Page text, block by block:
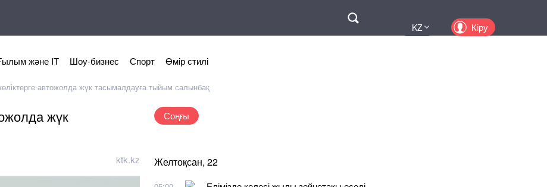
KZ Кіру
және IT Шоу-бизнес Спорт Өмір стилі
автожолда жүк тасымалдауға тыйым салынбақ
жүк
ktk.kz
Соңғы
Желтоқсан, 22